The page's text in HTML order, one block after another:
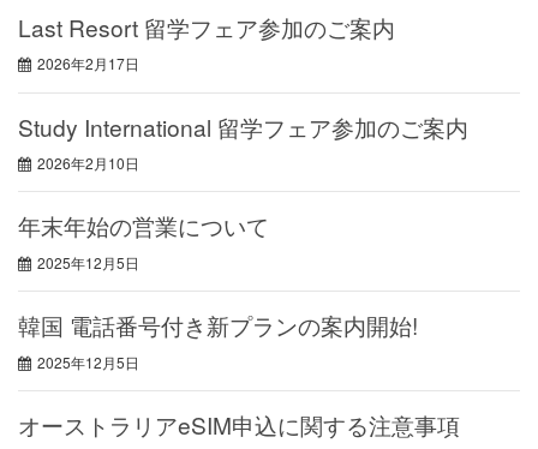
Last Resort 留学フェア参加のご案内
2026年2月17日
Study International 留学フェア参加のご案内
2026年2月10日
年末年始の営業について
2025年12月5日
韓国 電話番号付き新プランの案内開始!
2025年12月5日
オーストラリアeSIM申込に関する注意事項